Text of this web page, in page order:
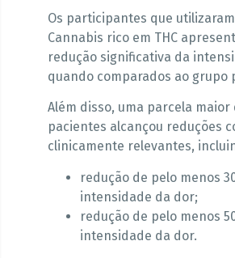
Os participantes que
Cannabis rico em THC
redução significativa da
quando comparados ao grupo
Além disso, uma parcela maior
pacientes alcançou reduções
clinicamente relevantes,
redução de pelo menos
intensidade da dor;
redução de pelo menos
intensidade da dor.